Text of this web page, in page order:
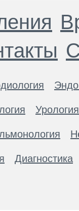
Урология
Диагностика